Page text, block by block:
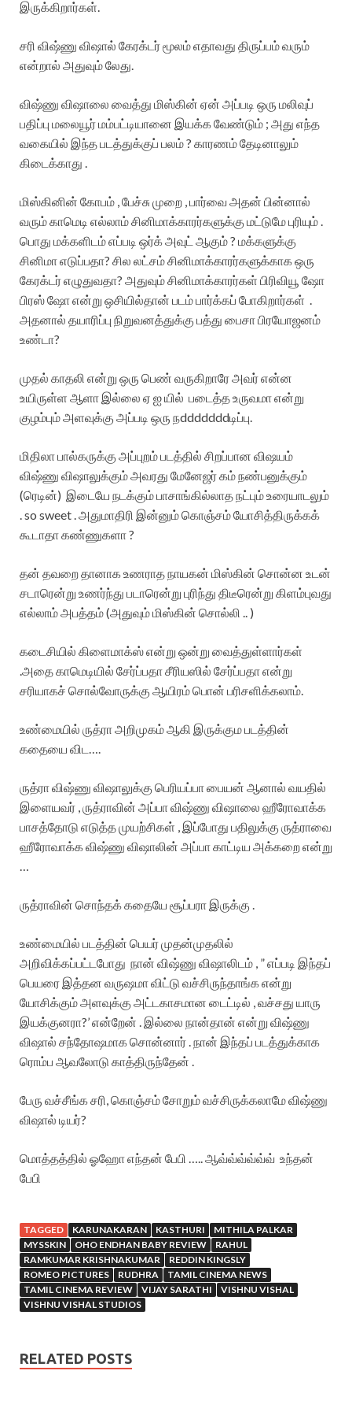
இருக்கிறார்கள்.
சரி விஷ்ணு விஷால் கேரக்டர் மூலம் எதாவது திருப்பம் வரும்
என்றால் அதுவும் லேது.
விஷ்ணு விஷாலை வைத்து மிஸ்கின் ஏன் அப்படி ஒரு மலிவுப்
பதிப்பு மலையூர் மம்பட்டியானை இயக்க வேண்டும் ; அது எந்த
வகையில் இந்த படத்துக்குப் பலம் ? காரணம் தேடினாலும்
கிடைக்காது .
மிஸ்கினின் கோபம் , பேச்சு முறை , பார்வை அதன் பின்னால்
வரும் காமெடி எல்லாம் சினிமாக்காரர்களுக்கு மட்டுமே புரியும் .
பொது மக்களிடம் எப்படி ஒர்க் அவுட் ஆகும் ? மக்களுக்கு
சினிமா எடுப்பதா? சில லட்சம் சினிமாக்காரர்களுக்காக ஒரு
கேரக்டர் எழுதுவதா? அதுவும் சினிமாக்காரர்கள் பிரிவியூ ஷோ
பிரஸ் ஷோ என்று ஒசியில்தான் படம் பார்க்கப் போகிறார்கள் .
அதனால் தயாரிப்பு நிறுவனத்துக்கு பத்து பைசா பிரயோஜனம்
உண்டா?
முதல் காதலி என்று ஒரு பெண் வருகிறாரே அவர் என்ன
உயிருள்ள ஆளா இல்லை ஏ ஐ யில் படைத்த உருவமா என்று
குழம்பும் அளவுக்கு அப்படி ஒரு நdddddddடிப்பு.
மிதிலா பால்கருக்கு அப்புறம் படத்தில் சிறப்பான விஷயம்
விஷ்ணு விஷாலுக்கும் அவரது மேனேஜர் கம் நண்பனுக்கும்
(ரெடின்) இடையே நடக்கும் பாசாங்கில்லாத நட்பும் உரையாடலும்
. so sweet . அதுமாதிரி இன்னும் கொஞ்சம் யோசித்திருக்கக்
கூடாதா கண்ணுகளா ?
தன் தவறை தானாக உணராத நாயகன் மிஸ்கின் சொன்ன உடன்
சடாரென்று உணர்ந்து படாரென்று புரிந்து திடீரென்று கிளம்புவது
எல்லாம் அபத்தம் (அதுவும் மிஸ்கின் சொல்லி .. )
கடைசியில் கிளைமாக்ஸ் என்று ஒன்று வைத்துள்ளார்கள்
.அதை காமெடியில் சேர்ப்பதா சீரியஸில் சேர்ப்பதா என்று
சரியாகச் சொல்வோருக்கு ஆயிரம் பொன் பரிசளிக்கலாம்.
உண்மையில் ருத்ரா அறிமுகம் ஆகி இருக்கும படத்தின்
கதையை விட….
ருத்ரா விஷ்ணு விஷாலுக்கு பெரியப்பா பையன் ஆனால் வயதில்
இளையவர் , ருத்ராவின் அப்பா விஷ்ணு விஷாலை ஹீரோவாக்க
பாசத்தோடு எடுத்த முயற்சிகள் , இப்போது பதிலுக்கு ருத்ராவை
ஹீரோவாக்க விஷ்ணு விஷாலின் அப்பா காட்டிய அக்கறை என்று
…
ருத்ராவின் சொந்தக் கதையே சூப்பரா இருக்கு .
உண்மையில் படத்தின் பெயர் முதன்முதலில்
அறிவிக்கப்பட்டபோது நான் விஷ்ணு விஷாலிடம் , ” எப்படி இந்தப்
பெயரை இத்தன வருஷமா விட்டு வச்சிருந்தாங்க என்று
யோசிக்கும் அளவுக்கு அட்டகாசமான டைட்டில் , வச்சது யாரு
இயக்குனரா?’ என்றேன் . இல்லை நான்தான் என்று விஷ்ணு
விஷால் சந்தோஷமாக சொன்னார் . நான் இந்தப் படத்துக்காக
ரொம்ப ஆவலோடு காத்திருந்தேன் .
பேரு வச்சீங்க சரி, கொஞ்சம் சோறும் வச்சிருக்கலாமே விஷ்ணு
விஷால் டியர்?
மொத்தத்தில் ஓஹோ எந்தன் பேபி ….. ஆவ்வ்வ்வ்வ்வ் உந்தன்
பேபி
TAGGED KARUNAKARAN KASTHURI
MITHILA PALKAR
MYSSKIN
OHO ENDHAN BABY REVIEW
RAHUL
RAMKUMAR KRISHNAKUMAR
REDDIN KINGSLY
ROMEO PICTURES
RUDHRA
TAMIL CINEMA NEWS
TAMIL CINEMA REVIEW
VIJAY SARATHI
VISHNU VISHAL
VISHNU VISHAL STUDIOS
RELATED POSTS